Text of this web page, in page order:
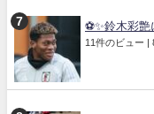
⚽✨鈴木彩
11件のビュー |